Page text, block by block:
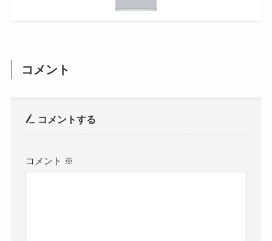
コメント
コメントする
コメント ※